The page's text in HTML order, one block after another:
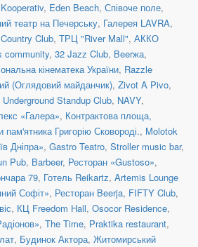
Kooperativ, Eden Beach, Співоче поле,
театр на Печерську, Галерея LAVRA,
Club, ТРЦ "River Mall", АККО
community, 32 Jazz Club, Beerжа,
кінематека України, Razzle
(Оглядовий майданчик), Zivot A Pivo,
Underground Standup Club, NAVY,
«Галера», Контрактова площа,
пам'ятника Григорію Сковороді., Molotok
Дніпра», Gastro Teatro, Stroller music bar,
Pub, Barbeer, Ресторан «Gustoso»,
79, Готель Reikartz, Artemis Lounge
Софіт», Ресторан Beerja, FIFTY Club,
, КЦ Freedom Hall, Osocor Residence,
, The Time, Praktika restaurant,
, Будинок Актора, Житомирський